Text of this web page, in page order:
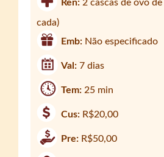
Ren: 2 cascas de ovo
cada)
Emb: Não especificado
Val:7 dias
Tem: 25 min
Cus: R$20,00
Pre: R$50,00